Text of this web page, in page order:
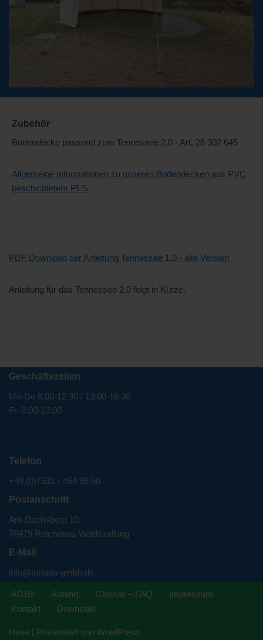
Zubehör
Bodendecke passend zum Tennessee 2.0 - Art. 26 302 645
Allgemeine Informationen zu unseren Bodendecken aus PVC
beschichtetem PES
PDF Download der Anleitung Tennessee 1.0 - alte Version
Anleitung für das Tennessee 2.0 folgt in Kürze.
Geschäftszeiten
Mo-Do 8.00-12.30 / 13:00-16:30
Fr. 8:00-13:00
Telefon
+49 (0)7531 - 454 98 50
Postanschrift
Am Dachsberg 10
78479 Reichenau-Waldsiedlung
E-Mail
info@tortuga-gmbh.de
AGBs Anfahrt Glossar – FAQ
Impressum
Kontakt
Download
Neve | Präsentiert von WordPress